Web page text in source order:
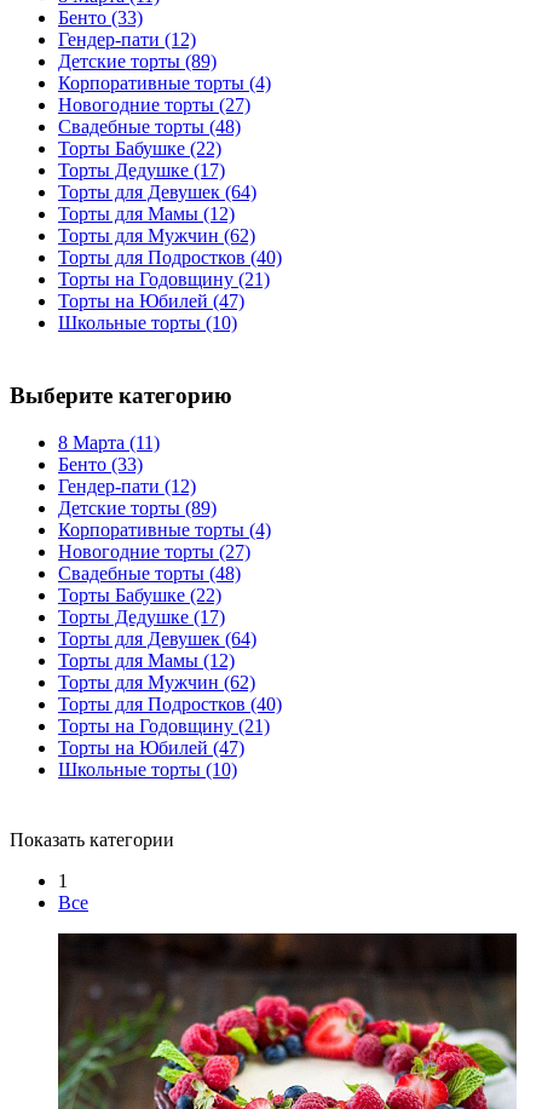
Бенто (33)
Гендер-пати (12)
Детские торты (89)
Корпоративные торты (4)
Новогодние торты (27)
Свадебные торты (48)
Торты Бабушке (22)
Торты Дедушке (17)
Торты для Девушек (64)
Торты для Мамы (12)
Торты для Мужчин (62)
Торты для Подростков (40)
Торты на Годовщину (21)
Торты на Юбилей (47)
Школьные торты (10)
Выберите категорию
8 Марта (11)
Бенто (33)
Гендер-пати (12)
Детские торты (89)
Корпоративные торты (4)
Новогодние торты (27)
Свадебные торты (48)
Торты Бабушке (22)
Торты Дедушке (17)
Торты для Девушек (64)
Торты для Мамы (12)
Торты для Мужчин (62)
Торты для Подростков (40)
Торты на Годовщину (21)
Торты на Юбилей (47)
Школьные торты (10)
Показать категории
1
Все